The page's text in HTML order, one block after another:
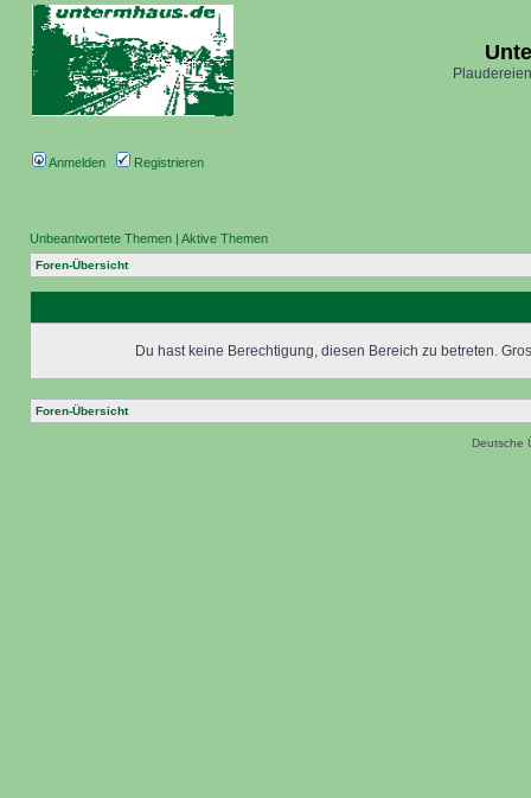
Anmelden Registrieren
Unbeantwortete Themen | Aktive Themen
Foren-Übersicht
Du hast keine Berechtigung, diesen Bereich zu betreten.
Foren-Übersicht
Deutsche